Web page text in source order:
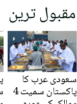
مقبول ترین
سعودی عرب کا
پاکستان سمیت 4